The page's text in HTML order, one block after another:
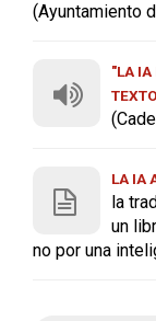
(Ayuntamiento
"LA IA
LA IA
la
un
no por una